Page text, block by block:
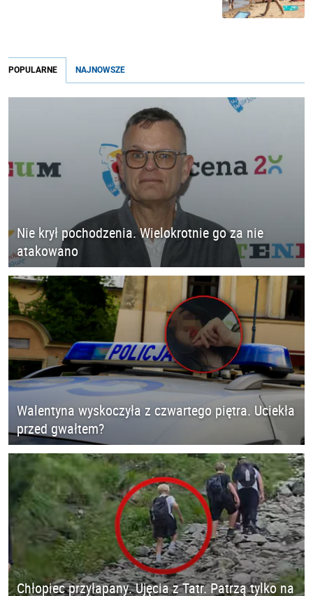
POPULARNE NAJNOWSZE
Nie krył pochodzenia. Wielokrotnie go za nie
atakowano
Walentyna wyskoczyła z czwartego piętra. Uciekła
przed gwałtem?
Chłopiec przyłapany. Ujęcia z Tatr. Patrzą tylko na